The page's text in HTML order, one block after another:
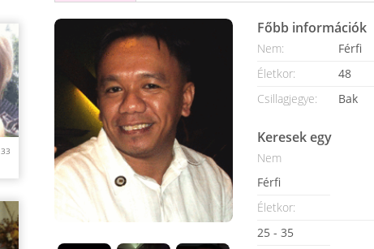
33
Főbb információk
Nem:
Férfi
Életkor:
48
Csillagjegye:
Bak
Keresek egy
Nem
Férfi
Életkor:
25 - 35